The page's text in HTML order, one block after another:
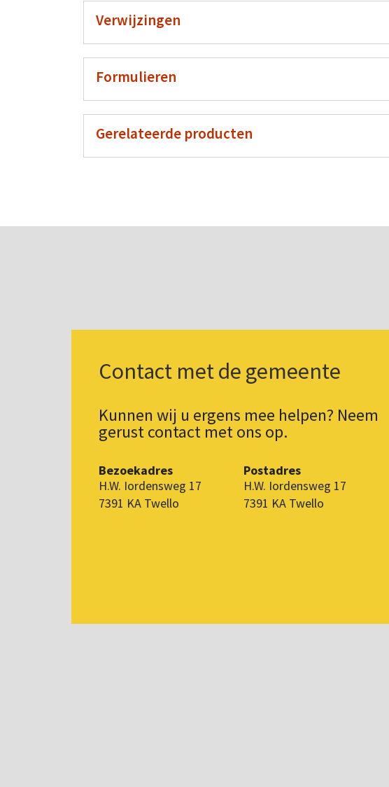
Verwijzingen
Formulieren
Gerelateerde producten
Contact met de gemeente
Kunnen wij u ergens mee helpen? Neem
gerust contact met ons op.
Bezoekadres
H.W. Iordensweg 17
7391 KA Twello
Postadres
H.W. Iordensweg 17
7391 KA Twello